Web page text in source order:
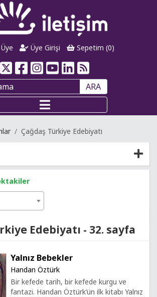
Üye Girişi Sepetim (0)
ARA
Çağdaş Türkiye Edebiyatı
Edebiyatı - 32. sayfa
Yalnız Bebekler
Handan Öztürk
Bir kefede tarih, bir kefede kurgu ve
fantazi. Handan Öztürk’ün ilk kitabı Yalnız